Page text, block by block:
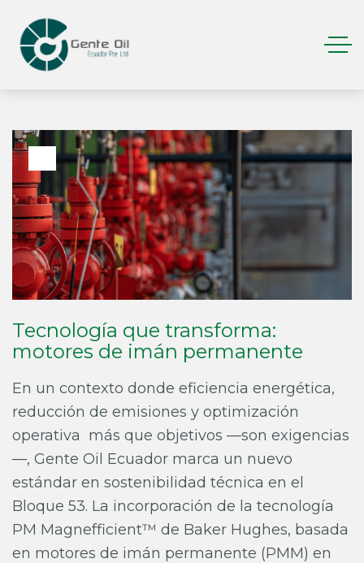
Tecnología que transforma:
motores de imán permanente
En un contexto donde eficiencia energética,
reducción de emisiones y optimización
operativa más que objetivos —son exigencias
—, Gente Oil Ecuador marca un nuevo
estándar en sostenibilidad técnica en el
Bloque 53. La incorporación de la tecnología
PM Magnefficient™ de Baker Hughes, basada
en motores de imán permanente (PMM) en